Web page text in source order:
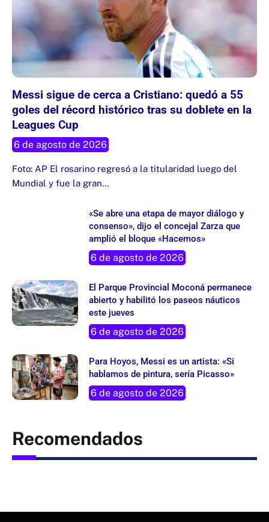
Messi sigue de cerca a Cristiano: quedó a 55
goles del récord histórico tras su doblete en la
Leagues Cup
6 de agosto de 2026
Foto: AP El rosarino regresó a la titularidad luego del
Mundial y fue la gran…
«Se abre una etapa de mayor diálogo y
consenso», dijo el concejal Zarza que
amplió el bloque «Hacemos»
6 de agosto de 2026
El Parque Provincial Moconá permanece
abierto y habilitó los paseos náuticos
este jueves
6 de agosto de 2026
Para Hoyos, Messi es un artista: «Si
hablamos de pintura, sería Picasso»
6 de agosto de 2026
Recomendados